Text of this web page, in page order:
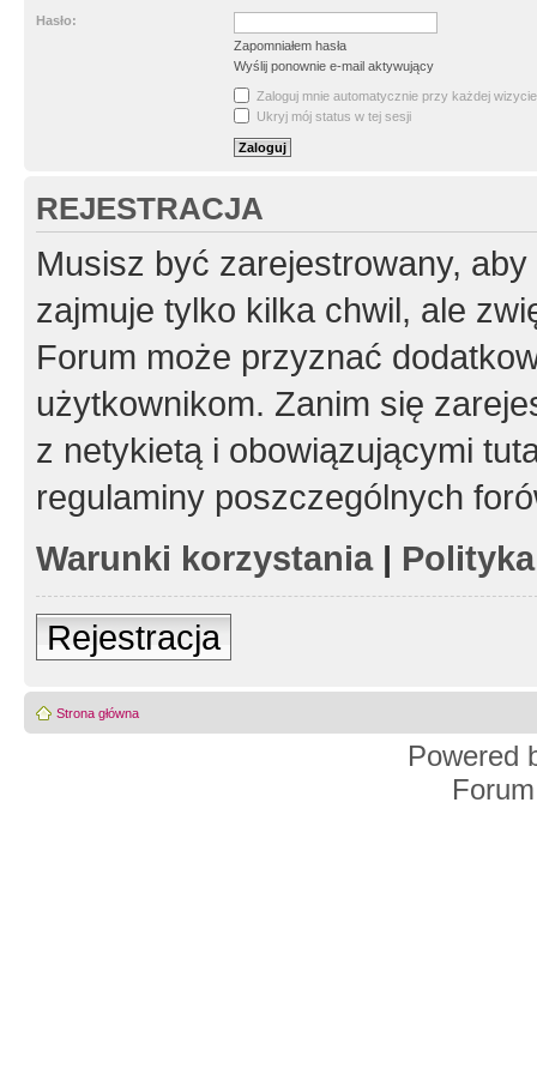
Hasło:
Zapomniałem hasła
Wyślij ponownie e-mail aktywujący
Zaloguj mnie automatycznie przy każdej wizycie
Ukryj mój status w tej sesji
REJESTRACJA
Musisz być zarejestrowany,
zajmuje tylko kilka chwil, ale
Forum może przyznać
użytkownikom. Zanim się
z netykietą i obowiązującymi
regulaminy poszczególnych
Warunki korzystania|
Rejestracja
Strona główna
Powered